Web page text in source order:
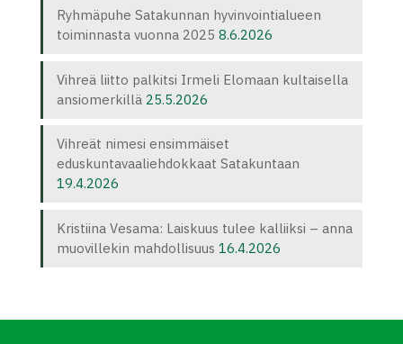
Ryhmäpuhe Satakunnan hyvinvointialueen
toiminnasta vuonna 2025 8.6.2026
Vihreä liitto palkitsi Irmeli Elomaan kultaisella
ansiomerkillä 25.5.2026
Vihreät nimesi ensimmäiset
eduskuntavaaliehdokkaat Satakuntaan
19.4.2026
Kristiina Vesama: Laiskuus tulee kalliiksi – anna
muovillekin mahdollisuus 16.4.2026